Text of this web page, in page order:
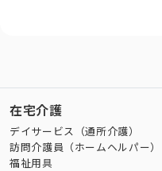
在宅介護
デイサービス（通所介護）
訪問介護員（ホームヘルパー）
福祉用具